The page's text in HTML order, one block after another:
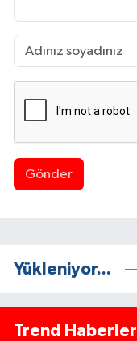
Gönder
Yükleniyor...
Trend Haberler